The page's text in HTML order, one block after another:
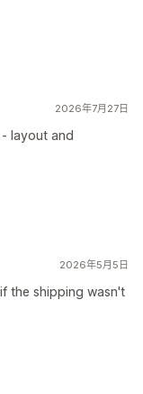
2026年7月27日
layout and
2026年5月5日
the shipping wasn't